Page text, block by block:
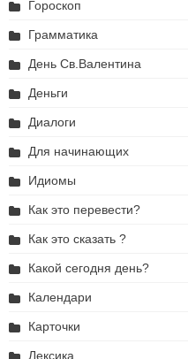
Гороскоп
Грамматика
День Св.Валентина
Деньги
Диалоги
Для начинающих
Идиомы
Как это перевести?
Как это сказать ?
Какой сегодня день?
Календари
Карточки
Лексика